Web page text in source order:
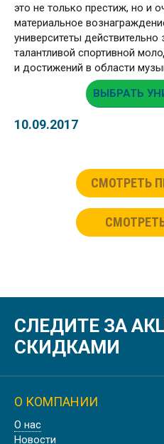
это не только престиж, но и
материальное
университеты действительно
талантливой спортивной
и достижений в области
ВЫБРАТЬ
10.09.2017
СМОТРЕТЬ
СЛЕДИТЕ ЗА
СКИДКАМИ
О КОМПАНИИ
О нас
Новости